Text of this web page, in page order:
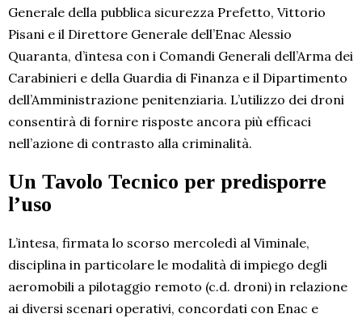
Generale della pubblica sicurezza Prefetto, Vittorio
Pisani e il Direttore Generale dell’Enac Alessio
Quaranta, d’intesa con i Comandi Generali dell’Arma dei
Carabinieri e della Guardia di Finanza e il Dipartimento
dell’Amministrazione penitenziaria. L’utilizzo dei droni
consentirà di fornire risposte ancora più efficaci
nell’azione di contrasto alla criminalità.
Un Tavolo Tecnico per predisporre
l’uso
L’intesa, firmata lo scorso mercoledì al Viminale,
disciplina in particolare le modalità di impiego degli
aeromobili a pilotaggio remoto (c.d. droni) in relazione
ai diversi scenari operativi, concordati con Enac e